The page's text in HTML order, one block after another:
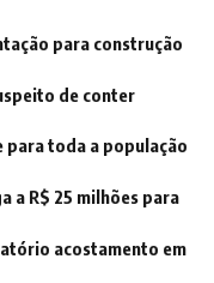
para construção
de conter
para toda a população
a R$ 25 milhões para
acostamento em